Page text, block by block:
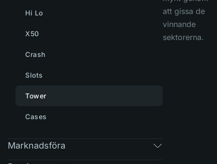
Hi Lo
X50
Crash
Slots
Tower
Cases
Marknadsföra
att gissa de
vinnande
sektorerna.